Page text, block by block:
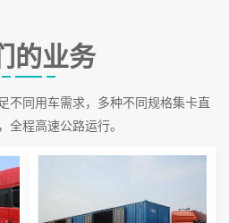
的业务
不同用车需求，多种不同规格集卡直
全程高速公路运行。